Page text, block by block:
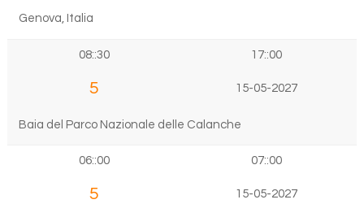
Genova, Italia
08::30 17::00
5 15-05-2027
Baia del Parco Nazionale delle Calanche
06::00 07::00
5 15-05-2027